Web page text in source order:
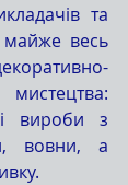
та
майже весь
вироби з
вовни, а